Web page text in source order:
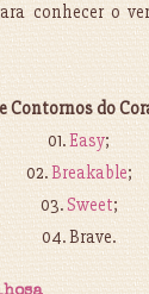
conhecer o
Contornos do
01.Easy;
02.Breakable;
03.Sweet;
04. Brave.